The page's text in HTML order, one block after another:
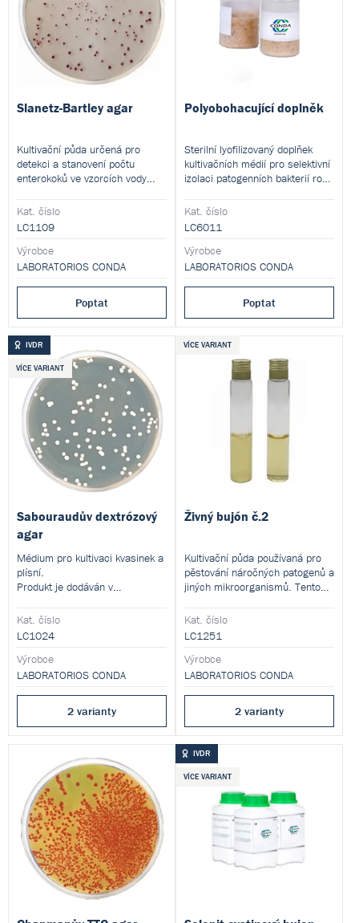
Slanetz-Bartley agar
Kultivační půda určená pro
detekci a stanovení počtu
enterokoků ve vzorcích vody
Tento produkt je dodáván v
dehydratované formě a je určen
pro přípravu hotových
kultivačních médií.
Kat. číslo
LC1109
Výrobce
LABORATORIOS CONDA
Poptat
Polyobohacující doplněk
Sterilní lyofilizovaný doplňek
kultivačních médií pro selektivní
izolaci patogenních bakterií rodu
Kat. číslo
LC6011
Výrobce
LABORATORIOS CONDA
Poptat
IVDR
VÍCE VARIANT
Sabouraudův dextrózový
agar
Médium pro kultivaci kvasinek a
plísní.
Produkt je dodáván v
pro přípravu hotových
kultivačních médií.
Kat. číslo
LC1024
Výrobce
LABORATORIOS CONDA
2 varianty
VÍCE VARIANT
Živný bujón č.2
Kultivační půda používaná pro
pěstování náročných patogenů a
jiných mikroorganismů. Tento
dehydratované formě a je určen
pro přípravu hotových
kultivačních médií.
Kat. číslo
LC1251
Výrobce
LABORATORIOS CONDA
2 varianty
IVDR
VÍCE VARIANT